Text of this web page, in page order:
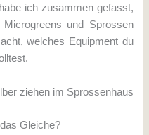
ich zusammen gefasst,
und Sprossen
welches Equipment du
Gleiche?